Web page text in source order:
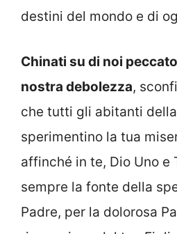
destini del mondo e di
Chinati su di noi
nostra debolezza,
che tutti gli abitanti
sperimentino la tua
affinché in te, Dio Uno e
sempre la fonte della
Padre, per la dolorosa